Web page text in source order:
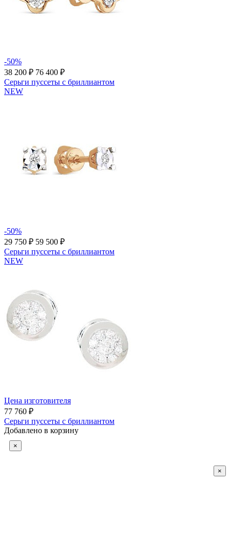
-50%
38 200 ₽ 76 400 ₽
Серьги пуссеты с бриллиантом
NEW
-50%
29 750 ₽ 59 500 ₽
Серьги пуссеты с бриллиантом
NEW
Цена изготовителя
77 760 ₽
Серьги пуссеты с бриллиантом
Добавлено в корзину
×
×